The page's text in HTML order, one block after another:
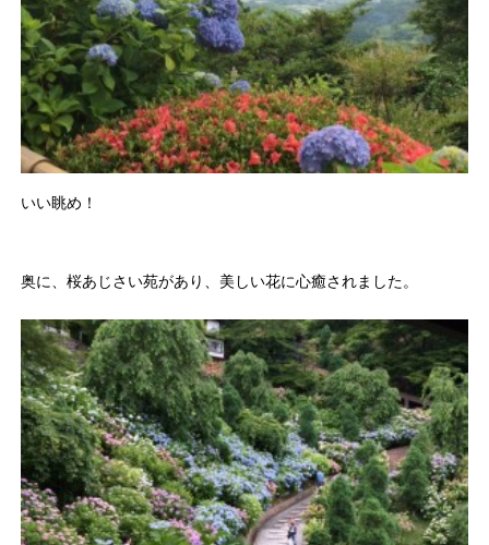
いい眺め！
奥に、桜あじさい苑があり、美しい花に心癒されました。